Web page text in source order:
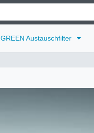
GREEN Austauschfilter